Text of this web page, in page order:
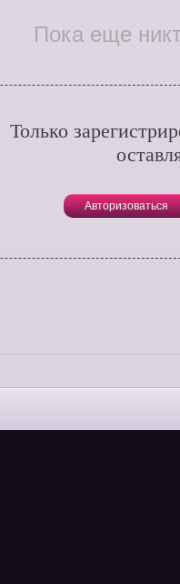
Пока еще
Только
Авторизоваться